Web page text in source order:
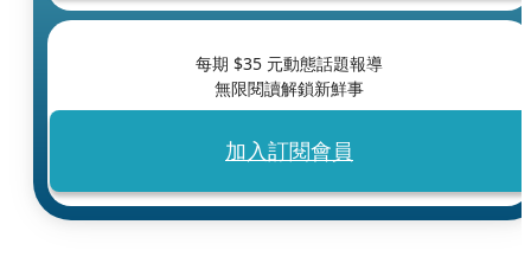
每期 $35 元動態話題報導
無限閱讀解鎖新鮮事
加入訂閱會員